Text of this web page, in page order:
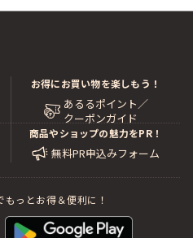
お得にお買い物を楽しもう！
あるるポイント／
クーポンガイド
商品やショップの魅力をPR！
無料PR申込みフォーム
っとお得＆便利に！